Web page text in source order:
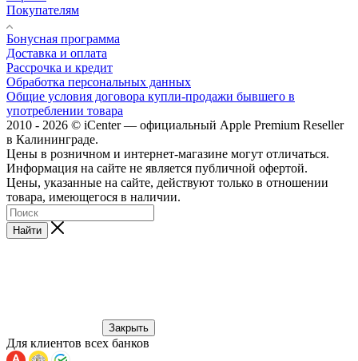
Покупателям
Бонусная программа
Доставка и оплата
Рассрочка и кредит
Обработка персональных данных
Общие условия договора купли-продажи бывшего в
употреблении товара
2010 - 2026 © iCenter — официальный Apple Premium Reseller
в Калининграде.
Цены в розничном и интернет-магазине могут отличаться.
Информация на сайте не является публичной офертой.
Цены, указанные на сайте, действуют только в отношении
товара, имеющегося в наличии.
Найти
Закрыть
Для клиентов всех банков